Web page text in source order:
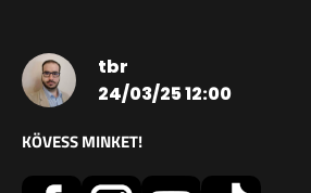
tbr
24/03/25 12:00
KÖVESS MINKET!